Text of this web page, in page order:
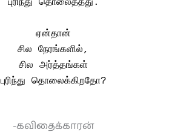
ஏன்தான்
சில நேரங்களில்,
சில அர்த்தங்கள்
புரிந்து தொலைக்கிறதோ?
-கவிதைக்காரன்